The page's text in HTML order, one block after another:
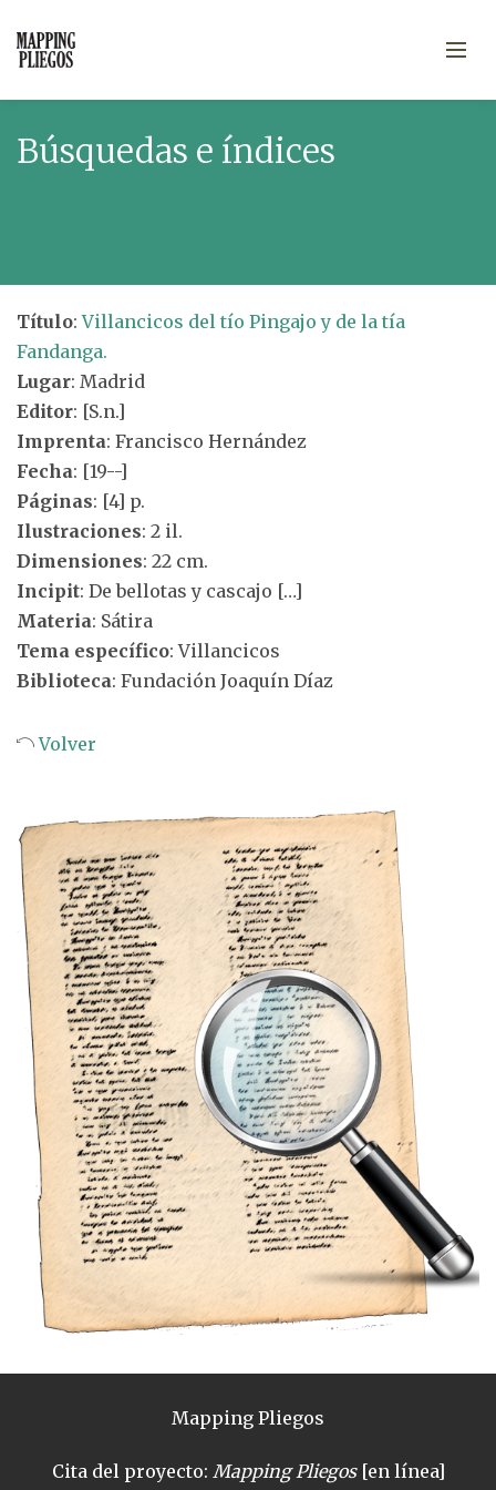
Búsquedas e índices
Título:Villancicos del tío Pingajo y de la tía
Fandanga.
Lugar: Madrid
Editor: [S.n.]
Imprenta: Francisco Hernández
Fecha: [19--]
Páginas: [4] p.
Ilustraciones: 2 il.
Dimensiones: 22 cm.
Incipit: De bellotas y cascajo […]
Materia: Sátira
Tema específico: Villancicos
Biblioteca: Fundación Joaquín Díaz
Volver
Mapping Pliegos
Cita del proyecto: Mapping Pliegos[en línea]